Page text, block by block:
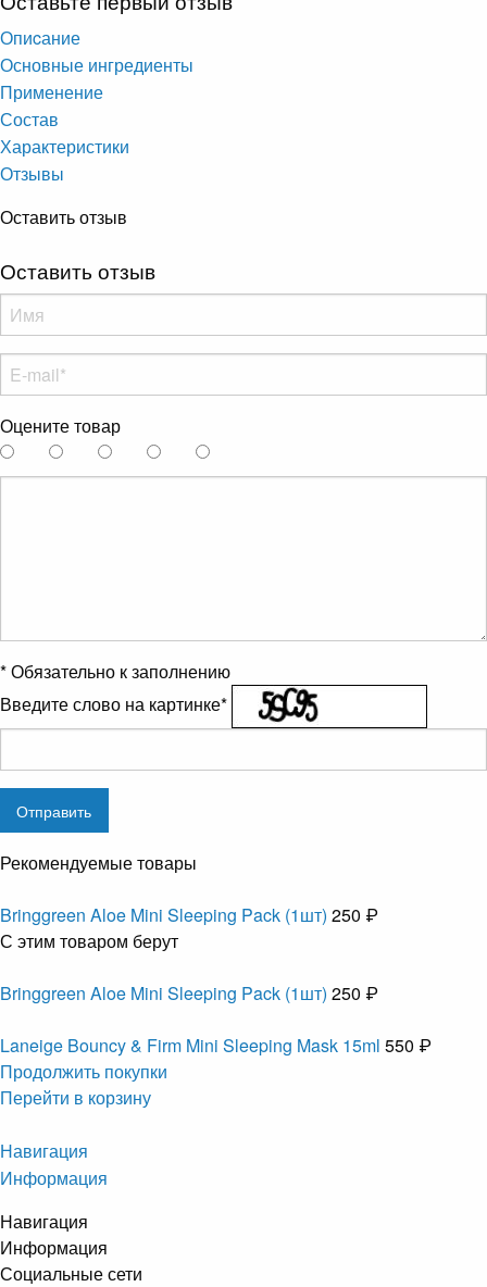
Опиcание
Основные ингредиенты
Применение
Состав
Характеристики
Отзывы
Оставить отзыв
Оставить отзыв
Оцените товар
*Обязательно к заполнению
Введите слово на картинке*
Рекомендуемые товары
Bringgreen Aloe Mini Sleeping Pack (1шт) 250 ₽
С этим товаром берут
Bringgreen Aloe Mini Sleeping Pack (1шт) 250 ₽
Laneige Bouncy & Firm Mini Sleeping Mask 15ml 550 ₽
Продолжить покупки
Перейти в корзину
Навигация
Информация
Навигация
Информация
Социальные сети